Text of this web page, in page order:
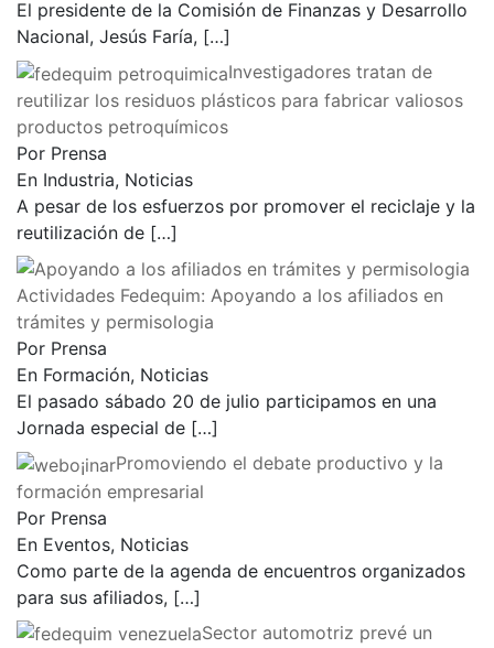
El presidente de la Comisión de Finanzas y Desarrollo
Nacional, Jesús Faría, […]
Investigadores tratan de
reutilizar los residuos plásticos para fabricar valiosos
productos petroquímicos
Por Prensa
En Industria, Noticias
A pesar de los esfuerzos por promover el reciclaje y la
reutilización de […]
Actividades Fedequim: Apoyando a los afiliados en
trámites y permisologia
Por Prensa
En Formación, Noticias
El pasado sábado 20 de julio participamos en una
Jornada especial de […]
Promoviendo el debate productivo y la
formación empresarial
Por Prensa
En Eventos, Noticias
Como parte de la agenda de encuentros organizados
para sus afiliados, […]
Sector automotriz prevé un